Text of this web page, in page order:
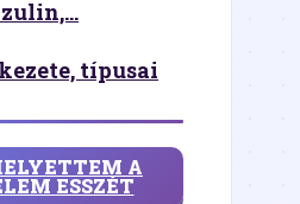
típusai
A
ESSZÉT